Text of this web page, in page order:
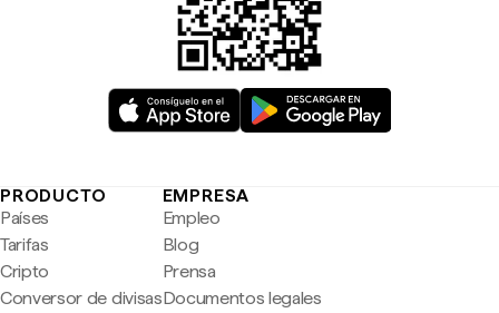
PRODUCTO
Países
Tarifas
Cripto
Conversor de divisas
EMPRESA
Empleo
Blog
Prensa
Documentos legales